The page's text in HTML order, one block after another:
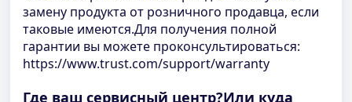
замену продукта от розничного продавца, если
таковые имеются.Для получения полной
гарантии вы можете проконсультироваться:
https://www.trust.com/support/warranty
Где ваш сервисный центр?Или куда